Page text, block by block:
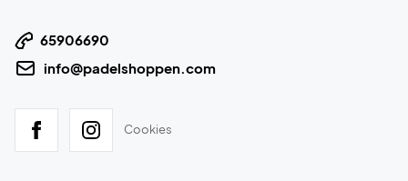
65906690
info@padelshoppen.com
Cookies